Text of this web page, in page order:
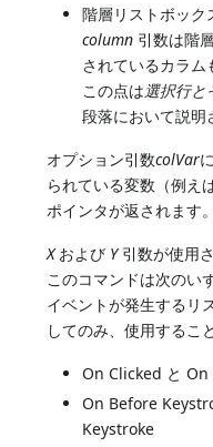
階層リストボック
column 引数は階
されているカラム
この点は選択行と
段落において説明
オプション引数colVar
られている変数（例え
ポインタが返されます。
Xおよび Y引数が使用
このコマンドは次のい
イベントが発生するリ
してのみ、使用するこ
On Clicked と
On Before
Keystroke